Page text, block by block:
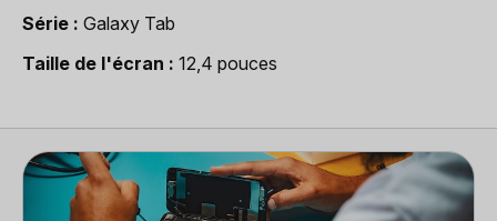
Série
Galaxy Tab
Taille de l'écran
12,4 pouces